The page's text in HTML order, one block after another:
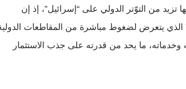
تزيد من التوّتر الدولي على “إسرائيل”، إذ إن
الذي يتعرض لضغوط مباشرة من المقاطعات
وخدماته، ما يحد من قدرته على جذب الاستثمار